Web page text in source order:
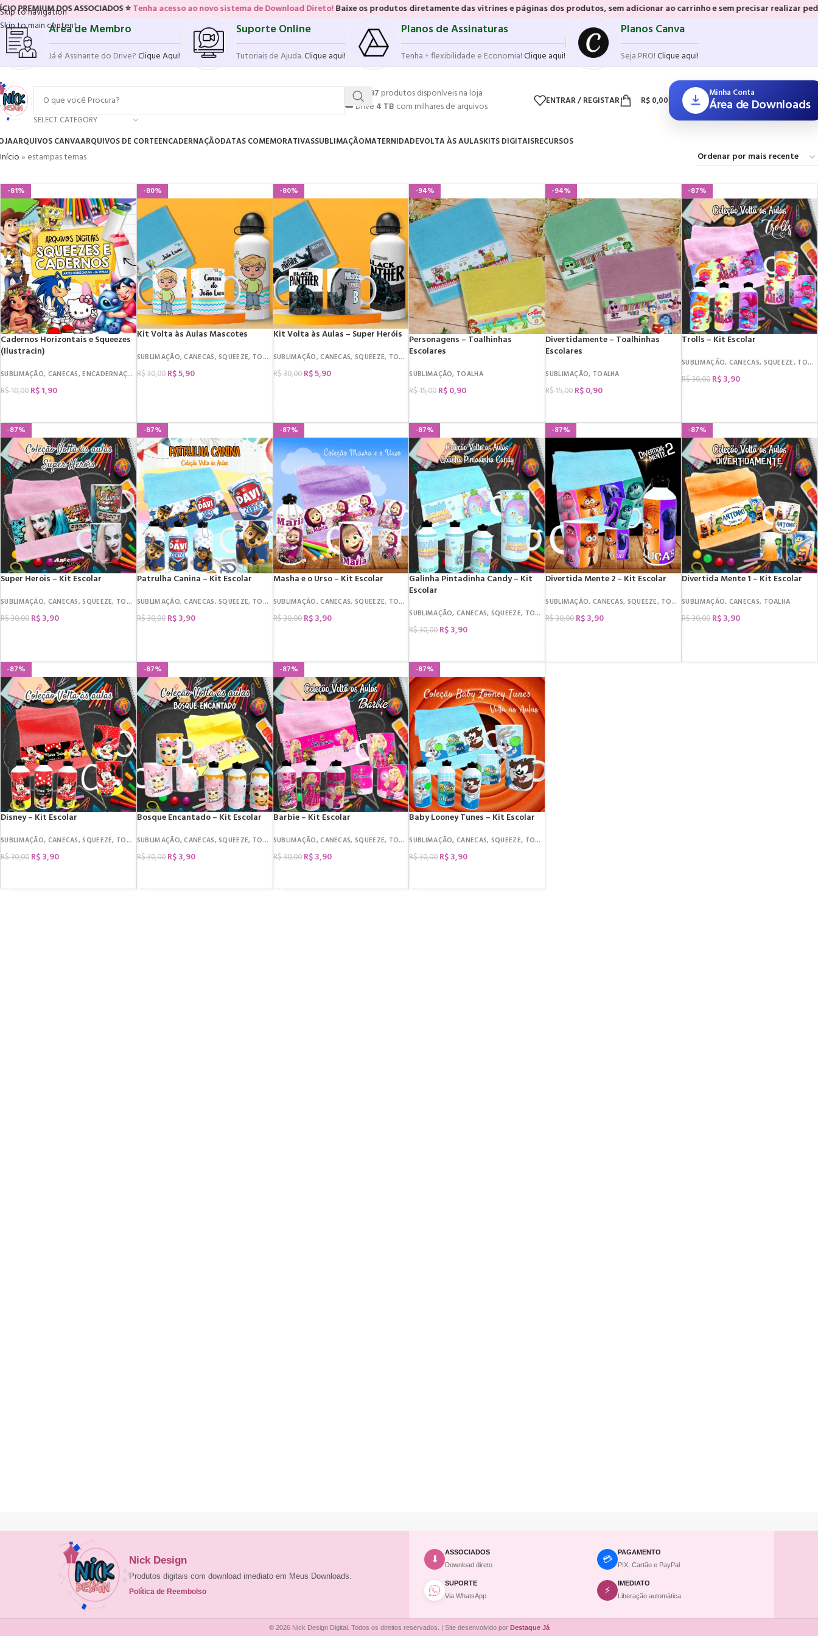
Skip to navigation
Skip to main content
ASSOCIADOS ⭐Tenha acesso ao novo sistema de Download Direto!Baixe os produtos diretamente das vitrines e páginas dos produtos, sem adicionar ao carrinho e sem precisar realizar pedidos.Mais
Área de Membro
Já é Assinante do Drive?Clique Aqui!
Suporte Online
Tutoriais de Ajuda.Clique aqui!
Planos de Assinaturas
Tenha + flexibilidade e Economia!Clique aqui!
Planos Canva
Seja PRO!Clique aqui!
SELECT CATEGORY
💥17.587 produtos disponíveis na loja
☁️ Drive 4 TB com milhares de arquivos ENTRAR / REGISTAR R$0,00
Minha Conta
Área de Downloads
ARQUIVOS CANVAARQUIVOS DE CORTEENCADERNAÇÃODATAS COMEMORATIVASSUBLIMAÇÃOMATERNIDADEVOLTA ÀS AULASKITS DIGITAISRECURSOS
Início» estampas temas
-81%
Cadernos Horizontais e Squeezes
(Ilustracin)
SUBLIMAÇÃO, CANECAS,ENCADERNAÇÃO ,CAPAS, CARTÃO SUS
R$10,00 R$1,90
-80%
Kit Volta às Aulas Mascotes
SUBLIMAÇÃO,CANECAS,SQUEEZE, TOALHA ,VOLTA ÀS AULAS
R$30,00 R$5,90
-80%
Kit Volta às Aulas – Super Heróis
SUBLIMAÇÃO,CANECAS, SQUEEZE, TOALHA , VOLTA ÀS AULAS
R$30,00 R$5,90
-94%
Personagens – Toalhinhas
Escolares
SUBLIMAÇÃO, TOALHA
R$15,00R$0,90
-94%
Divertidamente – Toalhinhas
Escolares
SUBLIMAÇÃO, TOALHA
R$15,00 R$0,90
-87%
Trolls – Kit Escolar
SUBLIMAÇÃO, CANECAS, SQUEEZE, TOALHA
R$30,00 R$3,90
-87%
Super Herois – Kit Escolar
SUBLIMAÇÃO, CANECAS,SQUEEZE, TOALHA
R$30,00 R$3,90
-87%
Patrulha Canina – Kit Escolar
SUBLIMAÇÃO,CANECAS,SQUEEZE, TOALHA
R$30,00 R$3,90
-87%
Masha e o Urso – Kit Escolar
SUBLIMAÇÃO,CANECAS, SQUEEZE, TOALHA
R$30,00 R$3,90
-87%
Galinha Pintadinha Candy – Kit
Escolar
SUBLIMAÇÃO, CANECAS, SQUEEZE, TOALHA
R$30,00R$3,90
-87%
Divertida Mente 2 – Kit Escolar
SUBLIMAÇÃO, CANECAS, SQUEEZE, TOALHA
R$30,00 R$3,90
-87%
Divertida Mente 1 – Kit Escolar
SUBLIMAÇÃO, CANECAS, TOALHA
R$30,00 R$3,90
-87%
Disney – Kit Escolar
SUBLIMAÇÃO, CANECAS,SQUEEZE, TOALHA
R$30,00 R$3,90
-87%
Bosque Encantado – Kit Escolar
SUBLIMAÇÃO,CANECAS,SQUEEZE, TOALHA
R$30,00 R$3,90
-87%
Barbie – Kit Escolar
SUBLIMAÇÃO,CANECAS, SQUEEZE, TOALHA
R$30,00 R$3,90
-87%
Baby Looney Tunes – Kit Escolar
SUBLIMAÇÃO, CANECAS, SQUEEZE, TOALHA
R$30,00R$3,90
Nick Design
Produtos digitais com download imediato em Meus Downloads.
Política de Reembolso
⬇
ASSOCIADOS
Download direto
💳
PAGAMENTO
PIX, Cartão e PayPal
SUPORTE
Via WhatsApp
⚡
IMEDIATO
Liberação automática
© 2026 Nick Design Digital. Todos os direitos reservados. | Site desenvolvido por Destaque Já